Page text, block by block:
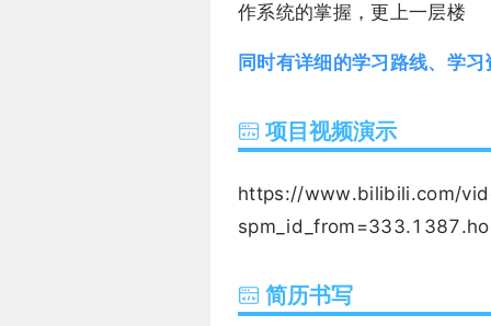
作系统的掌握，更上一层楼
同时有详细的学习路线、学
项目视频演示
https://www.bilibili.com/
简历书写